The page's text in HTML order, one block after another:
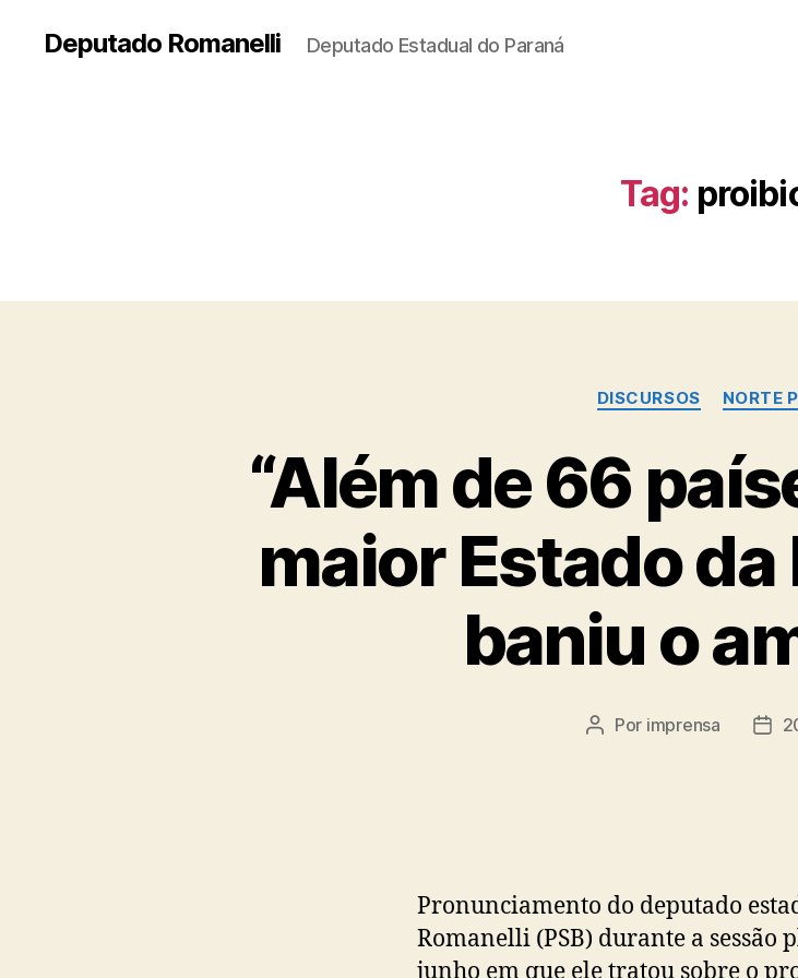
Deputado Romanelli Deputado Estadual do Paraná
Tag:
DISCURSOS NORTE
“Além de 66
maior Estado da
baniu o
Autor
Por imprensa
Data
Pronunciamento do deputado
Romanelli (PSB) durante a sessão
junho em que ele tratou sobre o